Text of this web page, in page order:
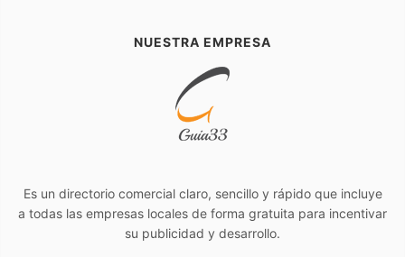
NUESTRA EMPRESA
Es un directorio comercial claro, sencillo y rápido que incluye
a todas las empresas locales de forma gratuita para incentivar
su publicidad y desarrollo.